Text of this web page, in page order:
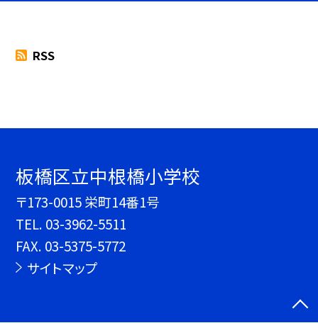
RSS
板橋区立中根橋小学校
〒173-0015 栄町14番1号
TEL. 03-3962-5511
FAX. 03-5375-5772
サイトマップ